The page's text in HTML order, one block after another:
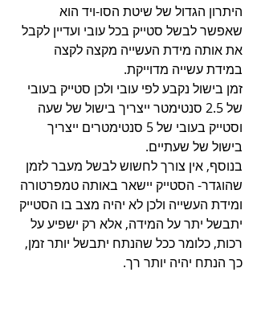
היתרון הגדול של שיטת הסו-ויד הוא
שאפשר לבשל סטייק בכל עובי ועדיין לקבל
את אותה מידת העשייה מקצה לקצה
במידת עשייה מדוייקת.
זמן בישול נקבע לפי עובי ולכן סטייק בעובי
של 2.5 סנטימטר ייצריך בישול של שעה
וסטייק בעובי של 5 סנטימטרים ייצריך
בישול של שעתיים.
בנוסף, אין צורך לחשוש לבשל מעבר לזמן
שהוגדר- הסטייק יישאר באותה טמפרטורה
ומידת העשייה ולכן לא יהיה מצב בו הסטייק
יתבשל יתר על המידה, אלא רק ישפיע על
רכות, כלומר ככל שהנתח יתבשל יותר זמן,
כך הנתח יהיה יותר רך.